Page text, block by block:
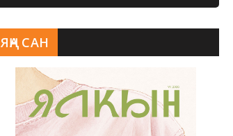
ЯҢА САН